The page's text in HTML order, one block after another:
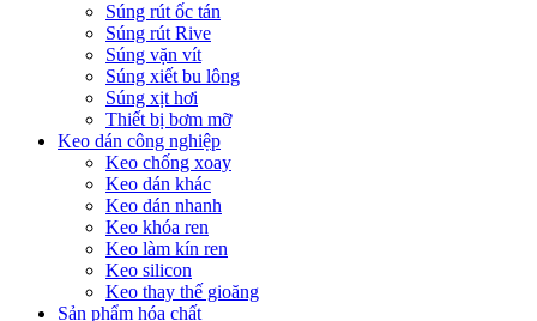
Súng rút ốc tán
Súng rút Rive
Súng vặn vít
Súng xiết bu lông
Súng xịt hơi
Thiết bị bơm mỡ
Keo dán công nghiệp
Keo chống xoay
Keo dán khác
Keo dán nhanh
Keo khóa ren
Keo làm kín ren
Keo silicon
Keo thay thế gioăng
Sản phẩm hóa chất